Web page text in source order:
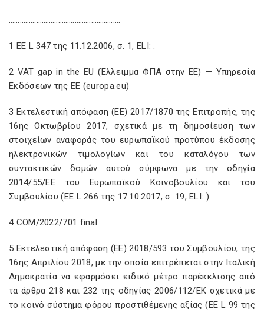
…………………………………………………….
1 ΕΕ L 347 της 11.12.2006, σ. 1, ELI:.
2 VAT gap in the EU (Έλλειμμα ΦΠΑ στην ΕΕ) — Υπηρεσία
Εκδόσεων της ΕΕ (europa.eu)
3 Εκτελεστική απόφαση (ΕΕ) 2017/1870 της Επιτροπής, της
16ης Οκτωβρίου 2017, σχετικά με τη δημοσίευση των
στοιχείων αναφοράς του ευρωπαϊκού προτύπου έκδοσης
ηλεκτρονικών τιμολογίων και του καταλόγου των
συντακτικών δομών αυτού σύμφωνα με την οδηγία
2014/55/ΕΕ του Ευρωπαϊκού Κοινοβουλίου και του
Συμβουλίου (ΕΕ L 266 της 17.10.2017, σ. 19, ELI: ).
4 COM/2022/701 final.
5 Εκτελεστική απόφαση (EE) 2018/593 του Συμβουλίου, της
16ης Απριλίου 2018, με την οποία επιτρέπεται στην Ιταλική
Δημοκρατία να εφαρμόσει ειδικό μέτρο παρέκκλισης από
τα άρθρα 218 και 232 της οδηγίας 2006/112/ΕΚ σχετικά με
το κοινό σύστημα φόρου προστιθέμενης αξίας (ΕΕ L 99 της